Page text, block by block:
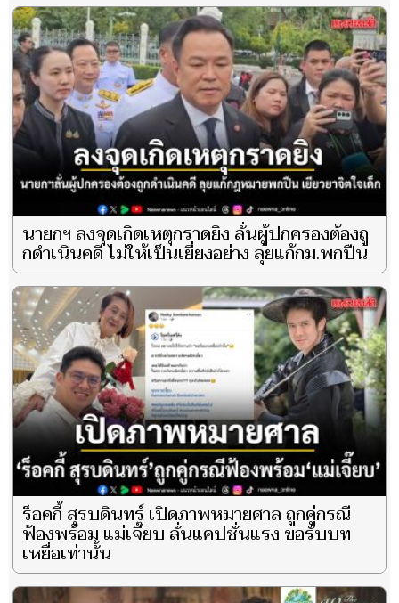
นายกฯ ลงจุดเกิดเหตุกราดยิง ลั่นผู้ปกครองต้องถู
กดําเนินคดี ไม่ให้เป็นเยี่ยงอย่าง ลุยแก้กม.พกปืน
ร็อคกี้ สุรบดินทร์ เปิดภาพหมายศาล ถูกคู่กรณี
ฟ้องพร้อม แม่เจี๊ยบ ลั่นแคปชั่นแรง ขอรับบท
เหยื่อเท่านั้น